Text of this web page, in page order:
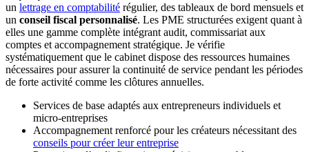
un lettrage en comptabilité régulier, des tableaux de bord mensuels et
un conseil fiscal personnalisé. Les PME structurées exigent quant à
elles une gamme complète intégrant audit, commissariat aux
comptes et accompagnement stratégique. Je vérifie
systématiquement que le cabinet dispose des ressources humaines
nécessaires pour assurer la continuité de service pendant les périodes
de forte activité comme les clôtures annuelles.
Services de base adaptés aux entrepreneurs individuels et
micro-entreprises
Accompagnement renforcé pour les créateurs nécessitant des
conseils pour créer leur entreprise